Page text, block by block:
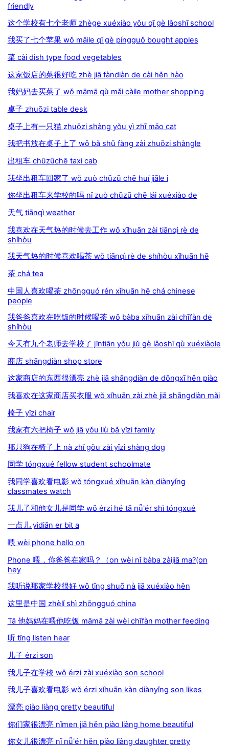
friendly
这个学校有七个老师 zhège xuéxiào yǒu qī gè lǎoshī school
我买了七个苹果 wǒ mǎile qī gè píngguǒ bought apples
菜 cài dish type food vegetables
这家饭店的菜很好吃 zhè jiā fàndiàn de cài hěn hào
我妈妈去买菜了 wǒ māmā qù mǎi càile mother shopping
桌子 zhuōzi table desk
桌子上有一只猫 zhuōzi shàng yǒu yì zhī māo cat
我把书放在桌子上了 wǒ bǎ shū fàng zài zhuōzi shàngle
出租车 chūzūchē taxi cab
我坐出租车回家了 wǒ zuò chūzū chē huí jiāle i
你坐出租车来学校的吗 nǐ zuò chūzū chē lái xuéxiào de
天气 tiānqì weather
我喜欢在天气热的时候去工作 wǒ xǐhuān zài tiānqì rè de
shíhòu
我天气热的时候喜欢喝茶 wǒ tiānqì rè de shíhòu xǐhuān hē
茶 chá tea
中国人喜欢喝茶 zhōngguó rén xǐhuān hē chá chinese
people
我爸爸喜欢在吃饭的时候喝茶 wǒ bàba xǐhuān zài chīfàn de
shíhòu
今天有九个老师去学校了 jīntiān yǒu jiǔ gè lǎoshī qù xuéxiàole
商店 shāngdiàn shop store
这家商店的东西很漂亮 zhè jiā shāngdiàn de dōngxī hěn piào
我喜欢在这家商店买衣服 wǒ xǐhuān zài zhè jiā shāngdiàn mǎi
椅子 yǐzi chair
我家有六把椅子 wǒ jiā yǒu liù bǎ yǐzi family
那只狗在椅子上 nà zhǐ gǒu zài yǐzi shàng dog
同学 tóngxué fellow student schoolmate
我同学喜欢看电影 wǒ tóngxué xǐhuān kàn diànyǐng
classmates watch
我儿子和他女儿是同学 wǒ érzi hé tā nǚ'ér shì tóngxué
一点儿 yìdiǎn er bit a
喂 wèi phone hello on
Phone 喂，你爸爸在家吗？（on wèi nǐ bàba zàijiā ma?(on
hey
我听说那家学校很好 wǒ tīng shuō nà jiā xuéxiào hěn
这里是中国 zhèlǐ shì zhōngguó china
Tā 他妈妈在喂他吃饭 māmā zài wèi chīfàn mother feeding
听 tīng listen hear
儿子 érzi son
我儿子在学校 wǒ érzi zài xuéxiào son school
我儿子喜欢看电影 wǒ érzi xǐhuān kàn diànyǐng son likes
漂亮 piào liàng pretty beautiful
你们家很漂亮 nǐmen jiā hěn piào liàng home beautiful
你女儿很漂亮 nǐ nǚ'ér hěn piào liàng daughter pretty